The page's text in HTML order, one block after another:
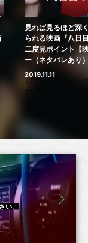
えさせ
蝉』の
レビュ
,日本
HDとFHD
って？ 画
いて
映像制
い。